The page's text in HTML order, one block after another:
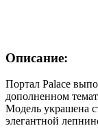
Описание:
Портал Palace
дополненном
Модель украшена
элегантной